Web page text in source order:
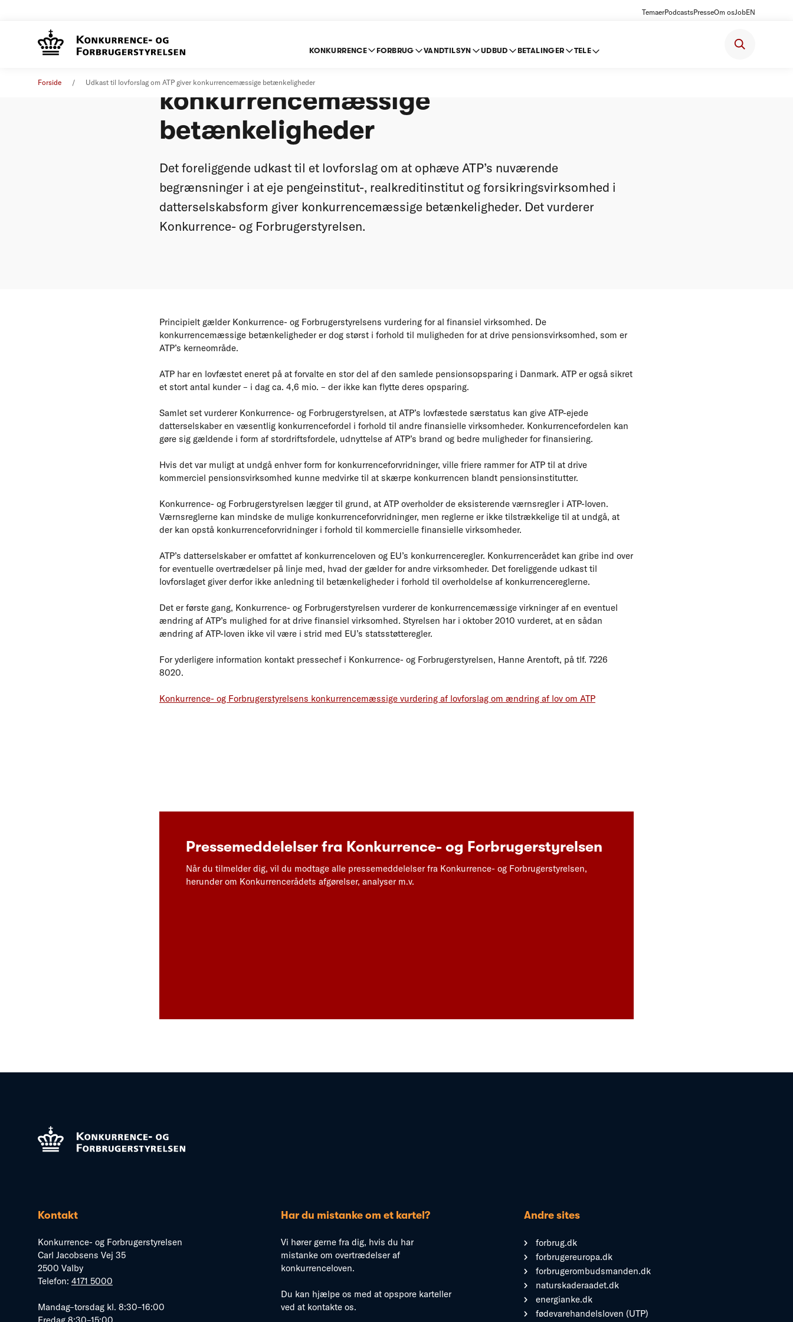
TemaerPodcastsPresseOm osJobEN
KONKURRENCE FORBRUG VANDTILSYN UDBUD BETALINGER TELE
Forside Udkast til lovforslag om ATP giver konkurrencemæssige betænkeligheder
konkurrencemæssige
betænkeligheder
Det foreliggende udkast til et lovforslag om at ophæve ATP’s nuværende
begrænsninger i at eje pengeinstitut-, realkreditinstitut og forsikringsvirksomhed i
datterselskabsform giver konkurrencemæssige betænkeligheder. Det vurderer
Konkurrence- og Forbrugerstyrelsen.
Principielt gælder Konkurrence- og Forbrugerstyrelsens vurdering for al finansiel virksomhed. De
konkurrencemæssige betænkeligheder er dog størst i forhold til muligheden for at drive pensionsvirksomhed, som er
ATP’s kerneområde.
ATP har en lovfæstet eneret på at forvalte en stor del af den samlede pensionsopsparing i Danmark. ATP er også sikret
et stort antal kunder – i dag ca. 4,6 mio. – der ikke kan flytte deres opsparing.
Samlet set vurderer Konkurrence- og Forbrugerstyrelsen, at ATP’s lovfæstede særstatus kan give ATP-ejede
datterselskaber en væsentlig konkurrencefordel i forhold til andre finansielle virksomheder. Konkurrencefordelen kan
gøre sig gældende i form af stordriftsfordele, udnyttelse af ATP’s brand og bedre muligheder for finansiering.
Hvis det var muligt at undgå enhver form for konkurrenceforvridninger, ville friere rammer for ATP til at drive
kommerciel pensionsvirksomhed kunne medvirke til at skærpe konkurrencen blandt pensionsinstitutter.
Konkurrence- og Forbrugerstyrelsen lægger til grund, at ATP overholder de eksisterende værnsregler i ATP-loven.
Værnsreglerne kan mindske de mulige konkurrenceforvridninger, men reglerne er ikke tilstrækkelige til at undgå, at
der kan opstå konkurrenceforvridninger i forhold til kommercielle finansielle virksomheder.
ATP’s datterselskaber er omfattet af konkurrenceloven og EU’s konkurrenceregler. Konkurrencerådet kan gribe ind over
for eventuelle overtrædelser på linje med, hvad der gælder for andre virksomheder. Det foreliggende udkast til
lovforslaget giver derfor ikke anledning til betænkeligheder i forhold til overholdelse af konkurrencereglerne.
Det er første gang, Konkurrence- og Forbrugerstyrelsen vurderer de konkurrencemæssige virkninger af en eventuel
ændring af ATP’s mulighed for at drive finansiel virksomhed. Styrelsen har i oktober 2010 vurderet, at en sådan
ændring af ATP-loven ikke vil være i strid med EU’s statsstøtteregler.
For yderligere information kontakt pressechef i Konkurrence- og Forbrugerstyrelsen, Hanne Arentoft, på tlf. 7226
8020.
Konkurrence- og Forbrugerstyrelsens konkurrencemæssige vurdering af lovforslag om ændring af lov om ATP
Pressemeddelelser fra Konkurrence- og Forbrugerstyrelsen
Når du tilmelder dig, vil du modtage alle pressemeddelelser fra Konkurrence- og Forbrugerstyrelsen,
herunder om Konkurrencerådets afgørelser, analyser m.v.
Kontakt
Konkurrence- og Forbrugerstyrelsen
Carl Jacobsens Vej 35
2500 Valby
Telefon: 4171 5000
Mandag–torsdag kl. 8:30–16:00
Har du mistanke om et kartel?
Vi hører gerne fra dig, hvis du har
mistanke om overtrædelser af
konkurrenceloven.
Du kan hjælpe os med at opspore karteller
ved at kontakte os.
Andre sites
forbrug.dk
forbrugereuropa.dk
forbrugerombudsmanden.dk
naturskaderaadet.dk
energianke.dk
fødevarehandelsloven (UTP)